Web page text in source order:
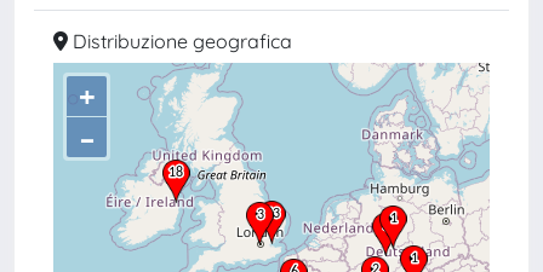
Distribuzione geografica
+
–